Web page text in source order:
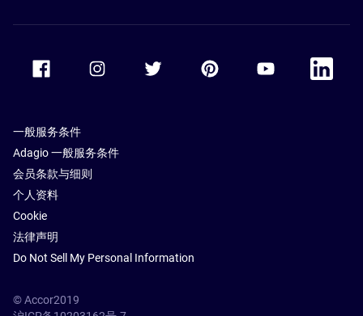
Accor Youtube
Accor
一般服务条件
Adagio 一般服务条件
会员条款与细则
个人资料
Cookie
法律声明
Do Not Sell My Personal Information
© Accor2019